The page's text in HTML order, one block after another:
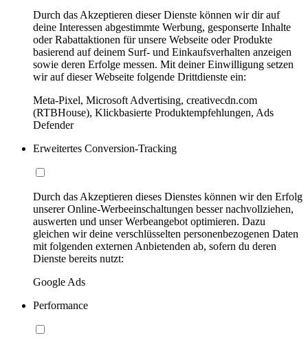
Durch das Akzeptieren dieser Dienste können wir dir auf
deine Interessen abgestimmte Werbung, gesponserte Inhalte
oder Rabattaktionen für unsere Webseite oder Produkte
basierend auf deinem Surf- und Einkaufsverhalten anzeigen
sowie deren Erfolge messen. Mit deiner Einwilligung setzen
wir auf dieser Webseite folgende Drittdienste ein:
Meta-Pixel, Microsoft Advertising, creativecdn.com
(RTBHouse), Klickbasierte Produktempfehlungen, Ads
Defender
Erweitertes Conversion-Tracking
Durch das Akzeptieren dieses Dienstes können wir den Erfolg
unserer Online-Werbeeinschaltungen besser nachvollziehen,
auswerten und unser Werbeangebot optimieren. Dazu
gleichen wir deine verschlüsselten personenbezogenen Daten
mit folgenden externen Anbietenden ab, sofern du deren
Dienste bereits nutzt:
Google Ads
Performance